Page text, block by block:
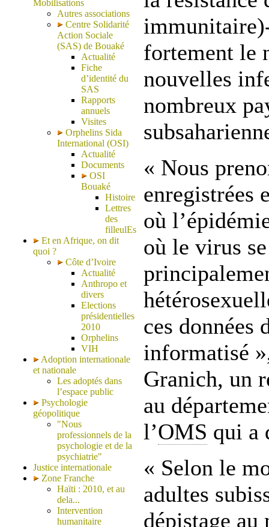
Mobilisations
Autres associations
Centre Solidarité
Action Sociale
(SAS) de Bouaké
Actualité
Fiche
d’identité du
SAS
Rapports
annuels
Visites
Orphelins Sida
International (OSI)
Actualité
Documents
OSI
Bouaké
Histoire
Lettres
des
filleulEs
Et en Afrique, on dit
quoi ?
Côte d’Ivoire
Actualité
Anthropo et
divers
Elections
présidentielles
2010
Orphelins
VIH
Adoption internationale
et nationale
Les adoptés dans
l’espace public
Psychologie
géopolitique
"Nous
professionnels de la
psychologie et de la
psychiatrie"
Justice internationale
Zone Franche
Haïti : 2010, et au
dela...
Intervention
humanitaire
fortement le
nouvelles
nombreux
« Nous
enregistrées
où
où le virus
ces données
informatisé
Granich, un
au
l’OMS qui a
« Selon le
adultes
dépistage